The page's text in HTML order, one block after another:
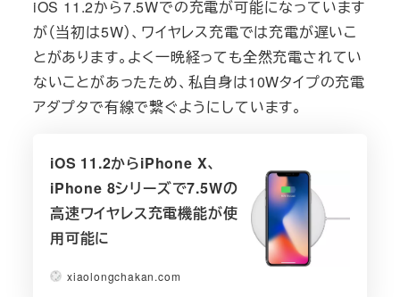
iOS 11.2から7.5Wでの充電が可能になっています
が（当初は5W）、ワイヤレス充電では充電が遅いこ
とがあります。よく一晩経っても全然充電されてい
ないことがあったため、私自身は10Wタイプの充電
アダプタで有線で繋ぐようにしています。
iOS 11.2からiPhone X、
iPhone 8シリーズで7.5Wの
高速ワイヤレス充電機能が使
用可能に
xiaolongchakan.com